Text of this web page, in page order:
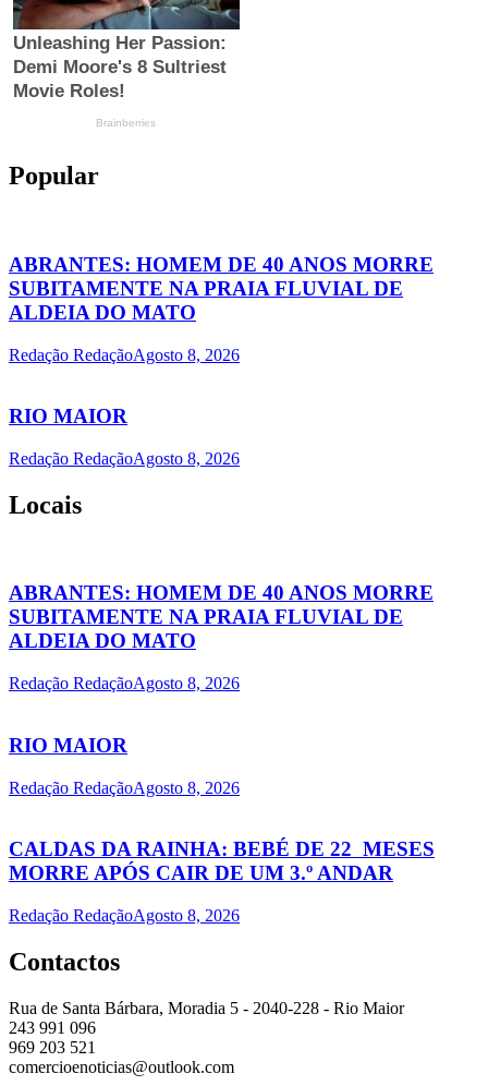
Popular
ABRANTES: HOMEM DE 40 ANOS MORRE
SUBITAMENTE NA PRAIA FLUVIAL DE
ALDEIA DO MATO
Redação RedaçãoAgosto 8, 2026
RIO MAIOR
Redação RedaçãoAgosto 8, 2026
Locais
ABRANTES: HOMEM DE 40 ANOS MORRE
SUBITAMENTE NA PRAIA FLUVIAL DE
ALDEIA DO MATO
Redação RedaçãoAgosto 8, 2026
RIO MAIOR
Redação RedaçãoAgosto 8, 2026
CALDAS DA RAINHA: BEBÉ DE 22 MESES
MORRE APÓS CAIR DE UM 3.º ANDAR
Redação RedaçãoAgosto 8, 2026
Contactos
Rua de Santa Bárbara, Moradia 5 - 2040-228 - Rio Maior
243 991 096
969 203 521
comercioenoticias@outlook.com